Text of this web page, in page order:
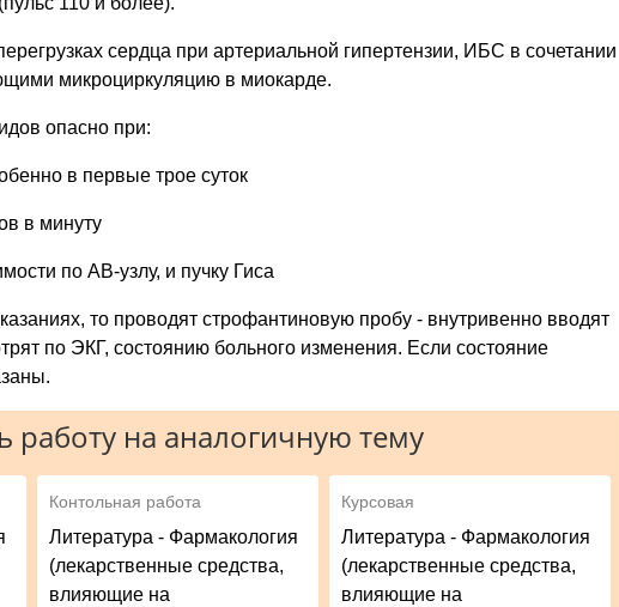
сердца при артериальной гипертензии, ИБС в сочетании
микроциркуляцию в миокарде.
опасно при:
в первые трое суток
в минуту
по АВ-узлу, и пучку Гиса
то проводят строфантиновую пробу - внутривенно вводят
по ЭКГ, состоянию больного изменения. Если состояние
на аналогичную тему
Контольная работа
Литература - Фармакология
(лекарственные средства,
влияющие на
Курсовая
Литература - Фармакология
(лекарственные средства,
влияющие на